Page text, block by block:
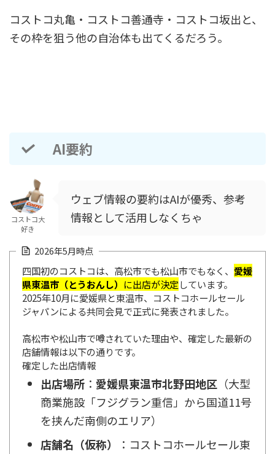
コストコ丸亀・コストコ善通寺・コストコ坂出と、
その枠を狙う他の自治体も出てくるだろう。
AI要約
コストコ大
好き
ウェブ情報の要約はAIが優秀、参考
情報として活用しなくちゃ
2026年5月時点
四国初のコストコは、高松市でも松山市でもなく、 愛媛
県東温市（とうおんし） に出店が決定しています。
2025年10月に愛媛県と東温市、コストコホールセール
ジャパンによる共同会見で正式に発表されました。
高松市や松山市で噂されていた理由や、確定した最新の
店舗情報は以下の通りです。
確定した出店情報
出店場所 ： 愛媛県東温市北野田地区 （大型
商業施設「フジグラン重信」から国道11号
を挟んだ南側のエリア）
店舗名（仮称）
：コストコホールセール東